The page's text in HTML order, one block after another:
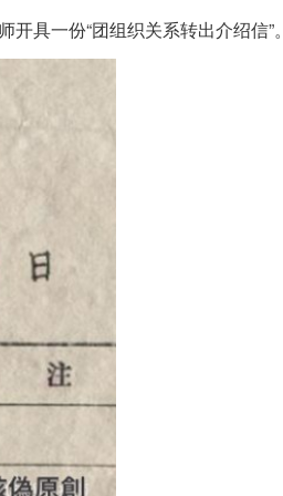
具一份“团组织关系转出介绍信”。